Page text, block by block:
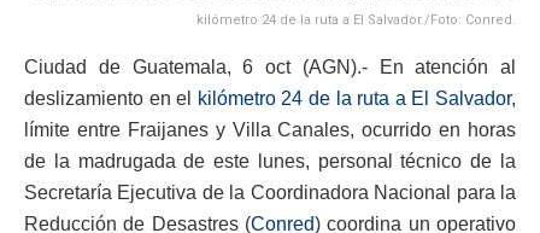
kilómetro 24 de la ruta a El Salvador./Foto: Conred.
Ciudad de Guatemala, 6 oct (AGN).- En atención al
deslizamiento en el
kilómetro 24 de la ruta a El Salvador,
límite entre Fraijanes y Villa Canales, ocurrido en horas
de la madrugada de este lunes, personal técnico de la
Secretaría Ejecutiva de la Coordinadora Nacional para la
Reducción de Desastres (Conred) coordina un operativo